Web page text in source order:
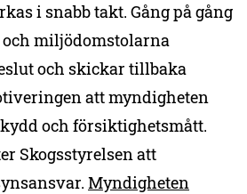
i snabb takt. Gång på gång
miljödomstolarna
och skickar tillbaka
att myndigheten
och försiktighetsmått.
Skogsstyrelsen att
Myndigheten